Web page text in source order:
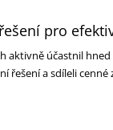
pro
aktivně účastnil
řešení a sdíleli